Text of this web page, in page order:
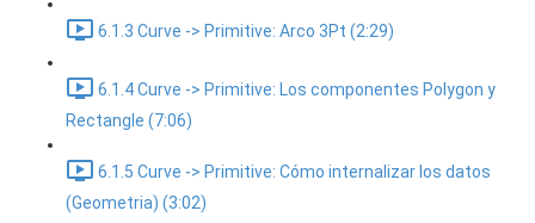
6.1.3 Curve -> Primitive: Arco 3Pt (2:29)
6.1.4 Curve -> Primitive: Los componentes Polygon y
Rectangle (7:06)
6.1.5 Curve -> Primitive: Cómo internalizar los datos
(Geometria) (3:02)